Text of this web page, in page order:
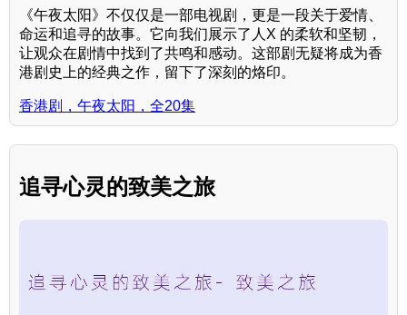
《午夜太阳》不仅仅是一部电视剧，更是一段关于爱情、
命运和追寻的故事。它向我们展示了人X 的柔软和坚韧，
让观众在剧情中找到了共鸣和感动。这部剧无疑将成为香
港剧史上的经典之作，留下了深刻的烙印。
香港剧，午夜太阳，全20集
追寻心灵的致美之旅